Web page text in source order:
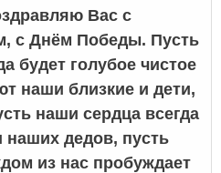
Вас с
с Днём Победы. Пусть
будет голубое чистое
наши близкие и дети,
наши сердца всегда
наших дедов, пусть
из нас пробуждает